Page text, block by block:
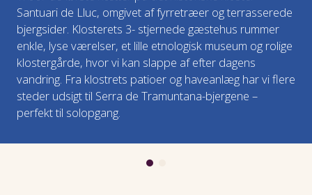
Måltider: Morgenmad, frokost (madpakke) og
aftensmad
Overnatning: Port de Sóller
Santuari de Lluc, omgivet af fyrretræer og terrasserede
bjergsider. Klosterets 3- stjernede gæstehus rummer
enkle, lyse værelser, et lille etnologisk museum og rolige
klostergårde, hvor vi kan slappe af efter dagens
vandring. Fra klostrets patioer og haveanlæg har vi flere
steder udsigt til Serra de Tramuntana-bjergene –
perfekt til solopgang.